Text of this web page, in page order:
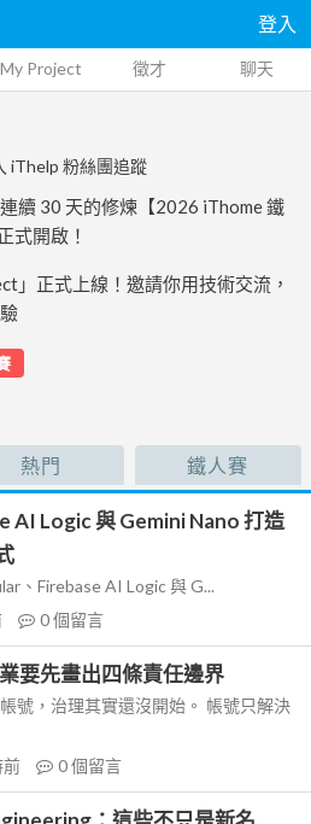
登入
My Project 徵才 聊天
iThelp 粉絲團追蹤
續 30 天的修煉【2026 iThome 鐵
式開啟！
」正式上線！邀請你用技術交流，
熱門 鐵人賽
AI Logic 與 Gemini Nano 打造
、Firebase AI Logic 與 G...
0個留言
要先畫出四條責任邊界
號，治理其實還沒開始。 帳號只解決
前 0個留言